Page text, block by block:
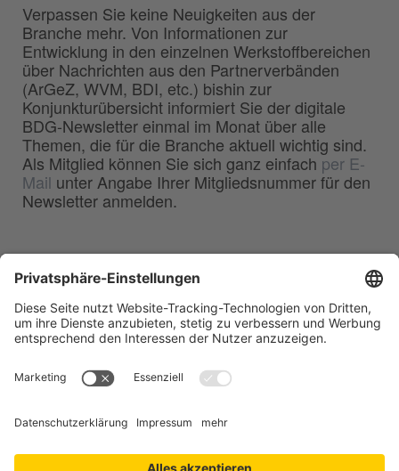
Verpassen Sie keine Neuigkeiten aus der
Branche mehr. Von Informationen zur
Entwicklung in den einzelnen Werkstoffbereichen
über Nachrichten aus den Partnerverbänden
(ArGeZ, WVM, BDI, etc.) bishin zur
Konjunkturübersicht informiert Sie der digitale
BDG-Newsletter einmal im Monat über alle
Themen, die für die Branche aktuell wichtig sind.
Als Mitglied können Sie sich ganz einfach per E-
Mail unter Angabe Ihrer Mitgliedsnummer für den
Newsletter anmelden.
Deutschen Gießerei-Industrie e.V.
40549 Düsseldorf
Telefon:0211 - 68 71 - 03